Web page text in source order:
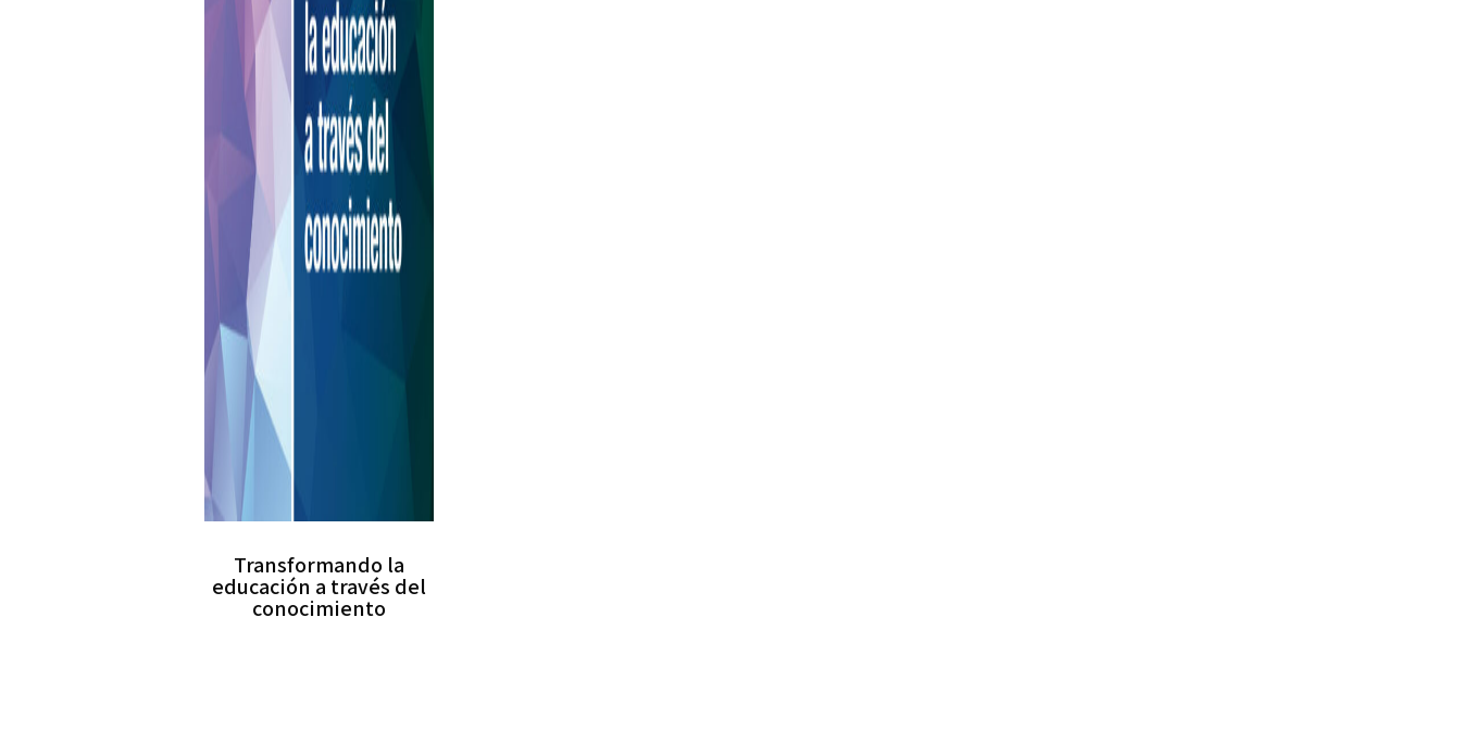
Transformando la
educación a través del
conocimiento